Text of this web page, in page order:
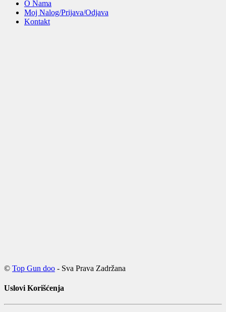
O Nama
Moj Nalog/Prijava/Odjava
Kontakt
© Top Gun doo - Sva Prava Zadržana
Uslovi Korišćenja